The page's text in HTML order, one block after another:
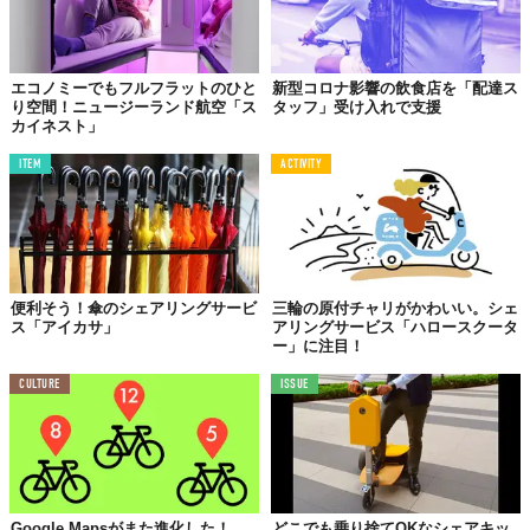
エコノミーでもフルフラットのひと
り空間！ニュージーランド航空「ス
カイネスト」
新型コロナ影響の飲食店を「配達ス
タッフ」受け入れで支援
ITEM
便利そう！傘のシェアリングサービ
ス「アイカサ」
ACTIVITY
三輪の原付チャリがかわいい。シェ
アリングサービス「ハロースクータ
ー」に注目！
CULTURE ISSUE